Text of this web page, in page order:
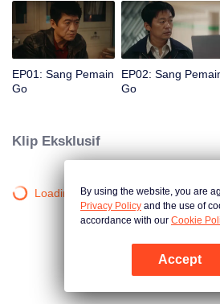
EP01: Sang Pemain
Go
EP02: Sang
Go
Klip Eksklusif
Loading…By using the website, you are
Privacy Policy and the use of
accordance with our Cookie
Accept